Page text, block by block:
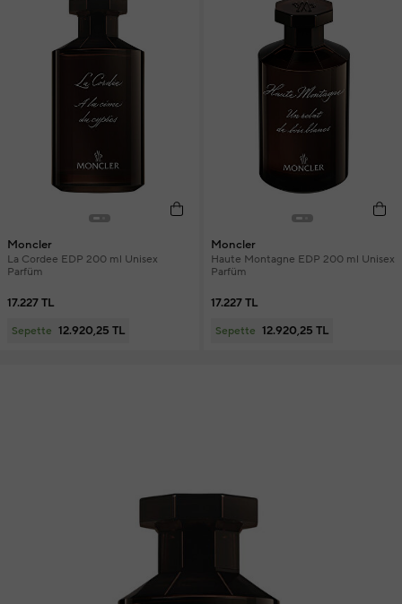
Moncler
La Cordee EDP 200 ml Unisex
Parfüm
17.227 TL
Sepette 12.920,25 TL
Moncler
Haute Montagne EDP 200 ml Unisex
Parfüm
17.227 TL
Sepette 12.920,25 TL